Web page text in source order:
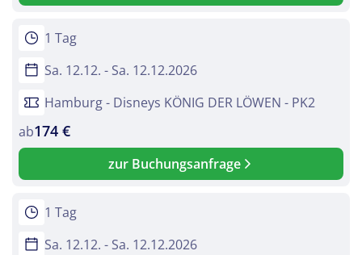
1 Tag
Sa. 12.12. - Sa. 12.12.2026
Hamburg - Disneys KÖNIG DER LÖWEN - PK2
ab174 €
zur Buchungsanfrage
1 Tag
Sa. 12.12. - Sa. 12.12.2026